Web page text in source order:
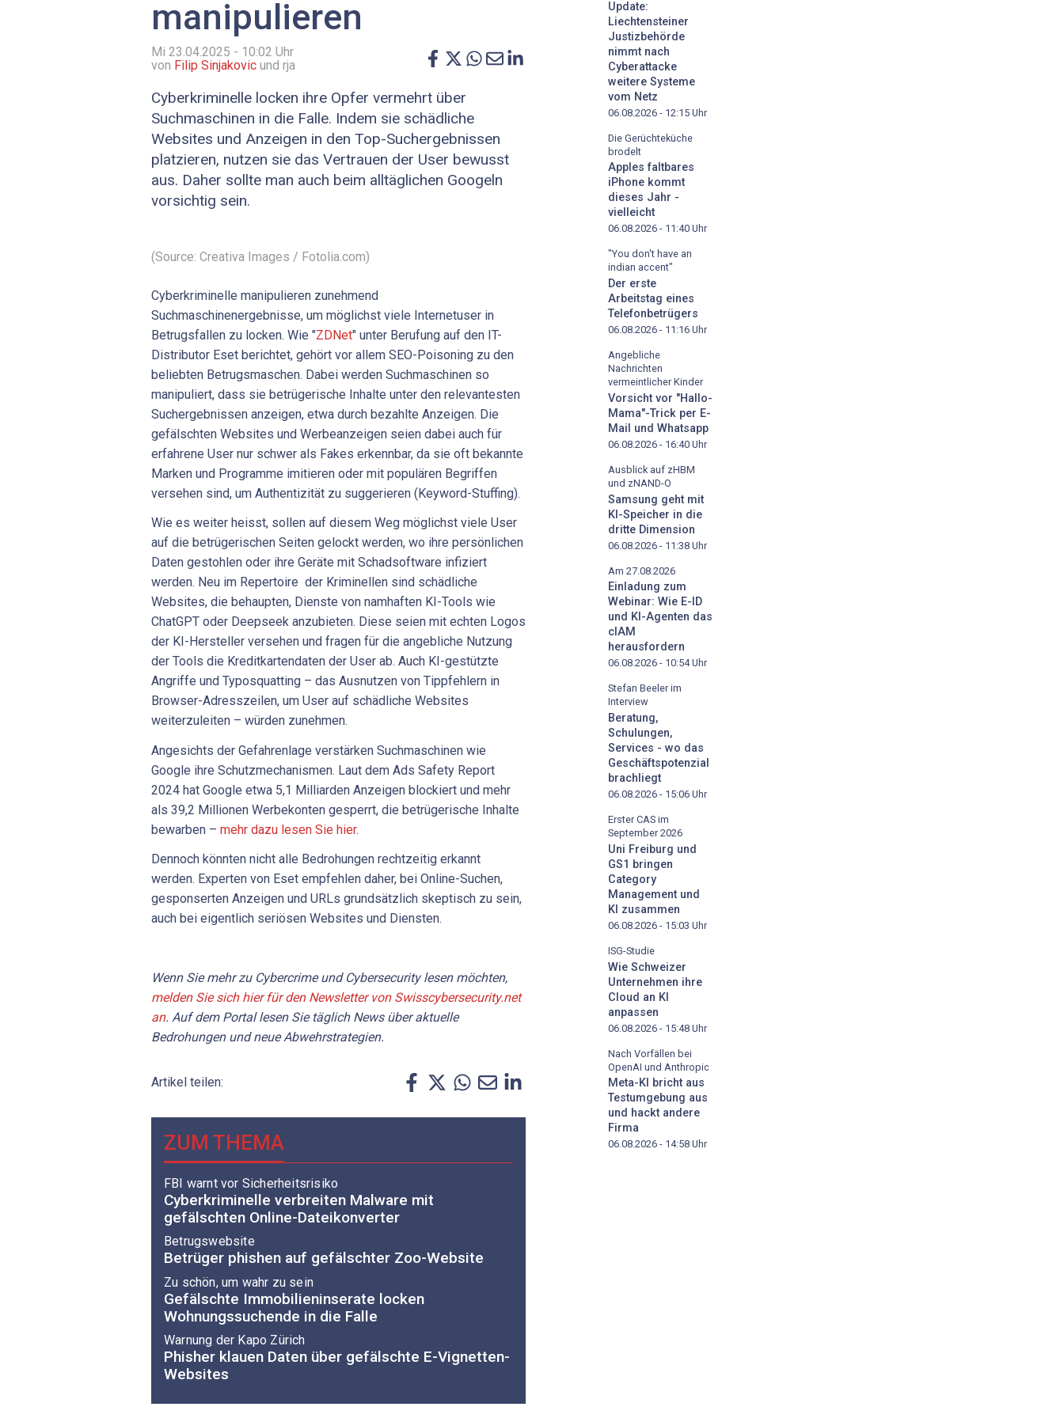
manipulieren
Mi 23.04.2025 - 10:02 Uhr
von Filip Sinjakovic und rja
Cyberkriminelle locken ihre Opfer vermehrt über
Suchmaschinen in die Falle. Indem sie schädliche
Websites und Anzeigen in den Top-Suchergebnissen
platzieren, nutzen sie das Vertrauen der User bewusst
aus. Daher sollte man auch beim alltäglichen Googeln
vorsichtig sein.
(Source: Creativa Images / Fotolia.com)
Cyberkriminelle manipulieren zunehmend
Suchmaschinenergebnisse, um möglichst viele Internetuser in
Betrugsfallen zu locken. Wie "ZDNet" unter Berufung auf den IT-
Distributor Eset berichtet, gehört vor allem SEO-Poisoning zu den
beliebten Betrugsmaschen. Dabei werden Suchmaschinen so
manipuliert, dass sie betrügerische Inhalte unter den relevantesten
Suchergebnissen anzeigen, etwa durch bezahlte Anzeigen. Die
gefälschten Websites und Werbeanzeigen seien dabei auch für
erfahrene User nur schwer als Fakes erkennbar, da sie oft bekannte
Marken und Programme imitieren oder mit populären Begriffen
versehen sind, um Authentizität zu suggerieren (Keyword-Stuffing).
Wie es weiter heisst, sollen auf diesem Weg möglichst viele User
auf die betrügerischen Seiten gelockt werden, wo ihre persönlichen
Daten gestohlen oder ihre Geräte mit Schadsoftware infiziert
werden. Neu im Repertoire der Kriminellen sind schädliche
Websites, die behaupten, Dienste von namhaften KI-Tools wie
ChatGPT oder Deepseek anzubieten. Diese seien mit echten Logos
der KI-Hersteller versehen und fragen für die angebliche Nutzung
der Tools die Kreditkartendaten der User ab. Auch KI-gestützte
Angriffe und Typosquatting – das Ausnutzen von Tippfehlern in
Browser-Adresszeilen, um User auf schädliche Websites
weiterzuleiten – würden zunehmen.
Angesichts der Gefahrenlage verstärken Suchmaschinen wie
Google ihre Schutzmechanismen. Laut dem Ads Safety Report
2024 hat Google etwa 5,1 Milliarden Anzeigen blockiert und mehr
als 39,2 Millionen Werbekonten gesperrt, die betrügerische Inhalte
bewarben – mehr dazu lesen Sie hier.
Dennoch könnten nicht alle Bedrohungen rechtzeitig erkannt
werden. Experten von Eset empfehlen daher, bei Online-Suchen,
gesponserten Anzeigen und URLs grundsätzlich skeptisch zu sein,
auch bei eigentlich seriösen Websites und Diensten.
Wenn Sie mehr zu Cybercrime und Cybersecurity lesen möchten,
melden Sie sich hier für den Newsletter von Swisscybersecurity.net
an. Auf dem Portal lesen Sie täglich News über aktuelle
Bedrohungen und neue Abwehrstrategien.
Artikel teilen:
ZUM THEMA
FBI warnt vor Sicherheitsrisiko
Cyberkriminelle verbreiten Malware mit
gefälschten Online-Dateikonverter
Betrugswebsite
Betrüger phishen auf gefälschter Zoo-Website
Zu schön, um wahr zu sein
Gefälschte Immobilieninserate locken
Wohnungssuchende in die Falle
Warnung der Kapo Zürich
Phisher klauen Daten über gefälschte E-Vignetten-
Websites
Update:
Liechtensteiner
Justizbehörde
nimmt nach
Cyberattacke
weitere Systeme
vom Netz
06.08.2026 - 12:15 Uhr
Die Gerüchteküche
brodelt
Apples faltbares
iPhone kommt
dieses Jahr -
vielleicht
06.08.2026 - 11:40 Uhr
"You don't have an
indian accent"
Der erste
Arbeitstag eines
Telefonbetrügers
06.08.2026 - 11:16 Uhr
Angebliche
Nachrichten
vermeintlicher Kinder
Vorsicht vor "Hallo-
Mama"-Trick per E-
Mail und Whatsapp
06.08.2026 - 16:40 Uhr
Ausblick auf zHBM
und zNAND-O
Samsung geht mit
KI-Speicher in die
dritte Dimension
06.08.2026 - 11:38 Uhr
Am 27.08.2026
Einladung zum
Webinar: Wie E-ID
und KI-Agenten das
cIAM
herausfordern
06.08.2026 - 10:54Uhr
Stefan Beeler im
Interview
Beratung,
Schulungen,
Services - wo das
Geschäftspotenzial
brachliegt
06.08.2026 - 15:06 Uhr
Erster CAS im
September 2026
Uni Freiburg und
GS1 bringen
Category
Management und
KI zusammen
06.08.2026 - 15:03 Uhr
ISG-Studie
Wie Schweizer
Unternehmen ihre
Cloud an KI
anpassen
06.08.2026 - 15:48 Uhr
Nach Vorfällen bei
OpenAI und Anthropic
Meta-KI bricht aus
Testumgebung aus
und hackt andere
Firma
06.08.2026 - 14:58 Uhr